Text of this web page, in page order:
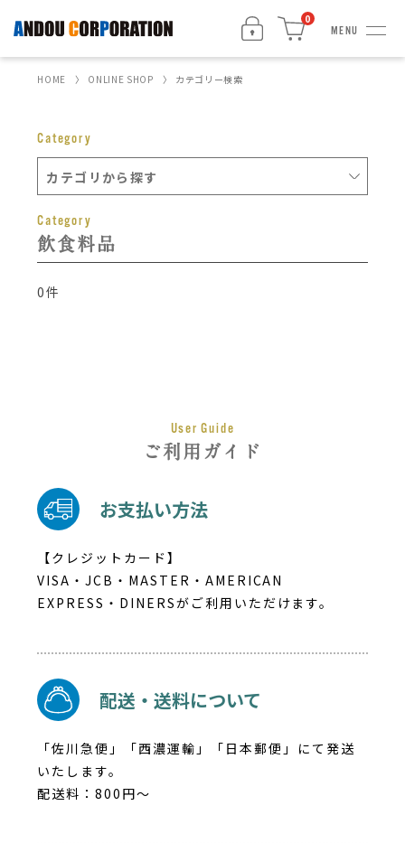
0
MENU
HOME ONLINE SHOP カテゴリー検索
Category
Category
飲食料品
0件
User Guide
ご利用ガイド
お支払い方法
【クレジットカード】
VISA・JCB・MASTER・AMERICAN
EXPRESS・DINERSがご利用いただけます。
配送・送料について
「佐川急便」「西濃運輸」「日本郵便」にて発送
いたします。
配送料：800円～